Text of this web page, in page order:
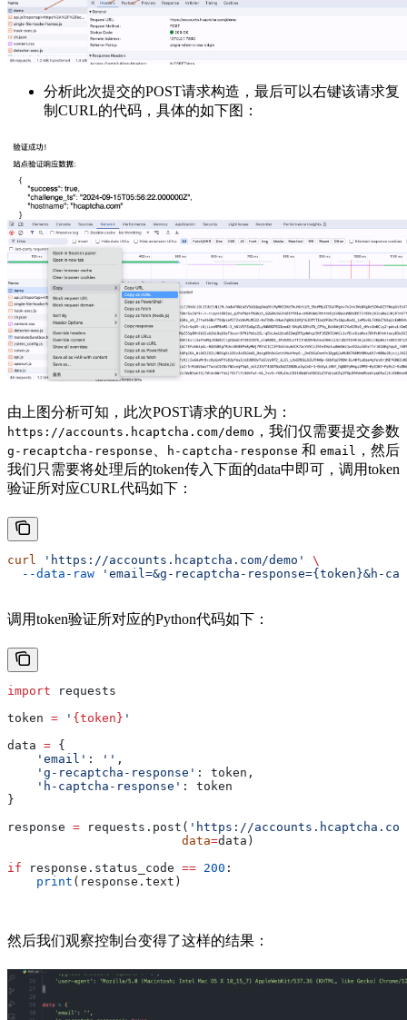
分析此次提交的POST请求构造，最后可以右键该请求复
制CURL的代码，具体的如下图：
由上图分析可知，此次POST请求的URL为：
https://accounts.hcaptcha.com/demo ，我们仅需要提交参数
g-recaptcha-response h-captcha-response 和 email
，然后
我们只需要将处理后的token传入下面的data中即可，调用token
验证所对应CURL代码如下：
curl 'https://accounts.hcaptcha.com/demo'
\
  --data-raw
'email=&g-recaptcha-response={token}&h-
调用token验证所对应的Python代码如下：
import requests
token = ' {token} '
data = {
    'email'
: '' ,
    'g-recaptcha-response'
: token,
    'h-captcha-response'
: token
}
response = requests.post( 'https://
                        data
=data)
if response.status_code == 200 :
    print
(response.text)
然后我们观察控制台变得了这样的结果：